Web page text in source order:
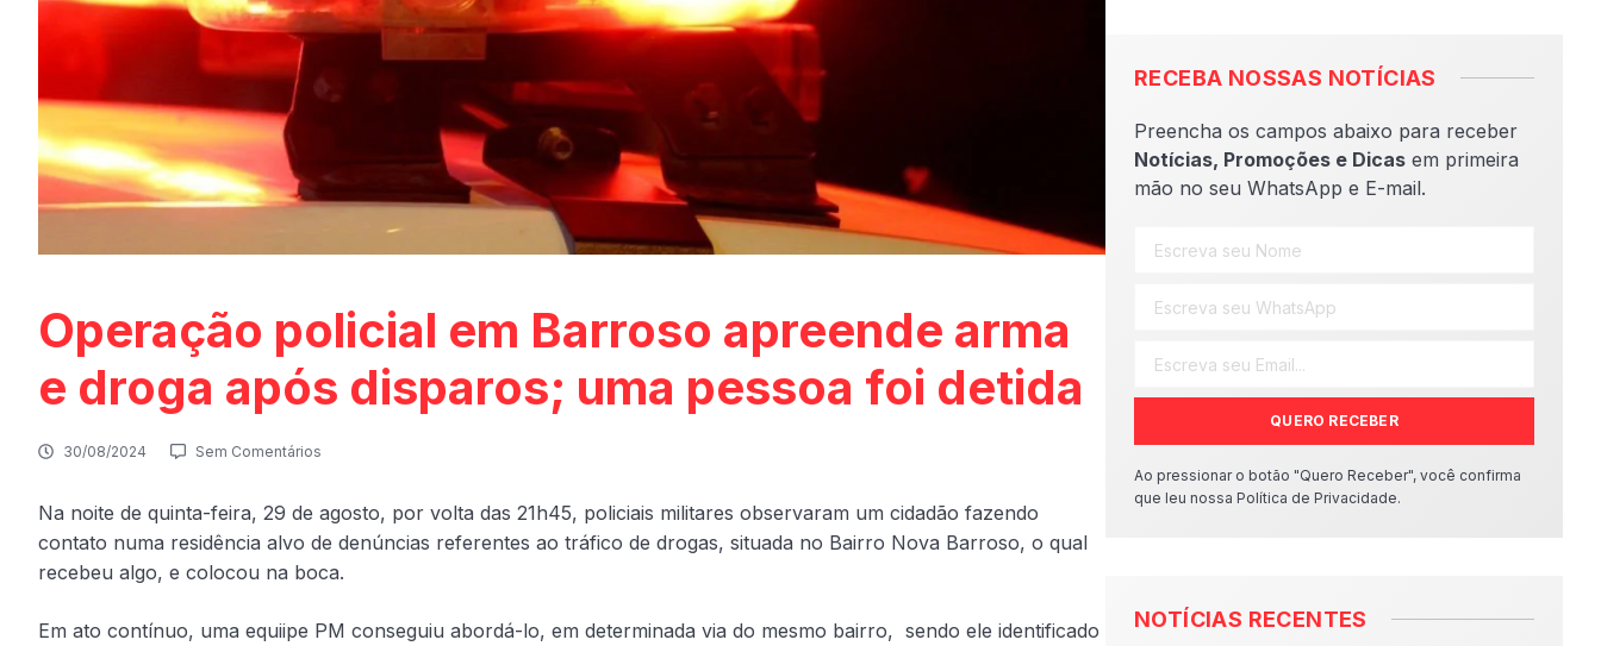
Operação policial em Barroso apreende arma
e droga após disparos; uma pessoa foi detida
30/08/2024 Sem Comentários
Na noite de quinta-feira, 29 de agosto, por volta das 21h45, policiais militares observaram um cidadão fazendo
contato numa residência alvo de denúncias referentes ao tráfico de drogas, situada no Bairro Nova Barroso, o qual
recebeu algo, e colocou na boca.
Em ato contínuo, uma equiipe PM conseguiu abordá-lo, em determinada via do mesmo bairro, sendo ele identificado
RECEBA NOSSAS NOTÍCIAS
Preencha os campos abaixo para receber
Notícias, Promoções e Dicas em primeira
mão no seu WhatsApp e E-mail.
QUERO RECEBER
Ao pressionar o botão "Quero Receber", você confirma
que leu nossa Política de Privacidade.
NOTÍCIAS RECENTES